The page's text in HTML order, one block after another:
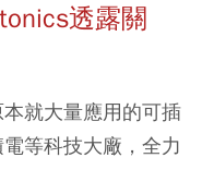
透露關
就大量應用的可插
等科技大廠，全力